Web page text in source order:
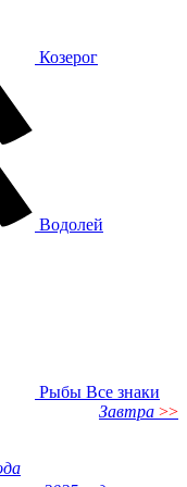
Козерог
Водолей
Рыбы Все знаки
Завтра >>